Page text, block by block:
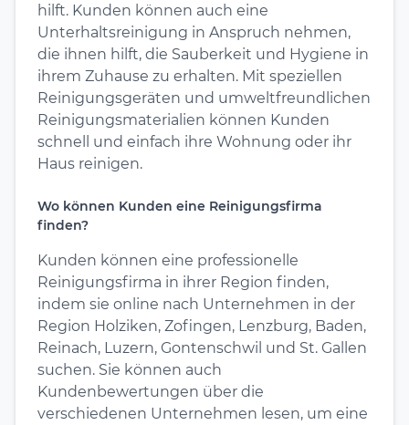
hilft. Kunden können auch eine
Unterhaltsreinigung in Anspruch nehmen,
die ihnen hilft, die Sauberkeit und Hygiene in
ihrem Zuhause zu erhalten. Mit speziellen
Reinigungsgeräten und umweltfreundlichen
Reinigungsmaterialien können Kunden
schnell und einfach ihre Wohnung oder ihr
Haus reinigen.
Wo können Kunden eine Reinigungsfirma
finden?
Kunden können eine professionelle
Reinigungsfirma in ihrer Region finden,
indem sie online nach Unternehmen in der
Region Holziken, Zofingen, Lenzburg, Baden,
Reinach, Luzern, Gontenschwil und St. Gallen
suchen. Sie können auch
Kundenbewertungen über die
verschiedenen Unternehmen lesen, um eine